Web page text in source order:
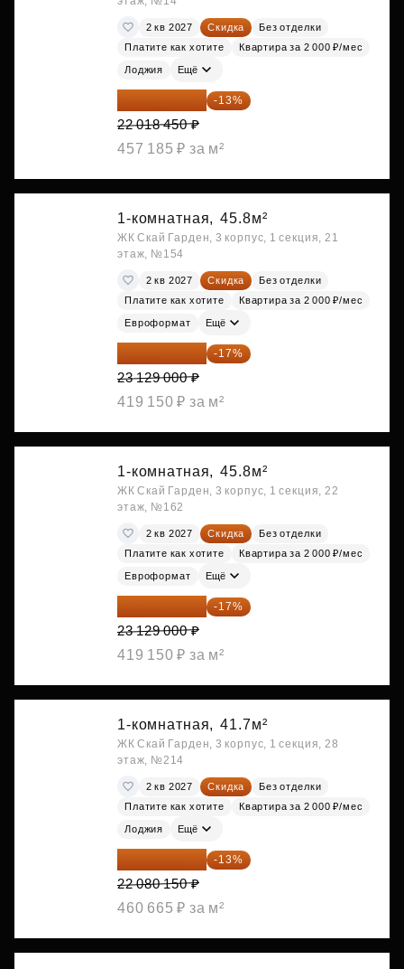
2 кв 2027 Скидка
Без отделки
Платите как хотите
Квартира за 2 000 ₽/мес
Лоджия Ещё
19 156 052 ₽ -13%
22 018 450 ₽
457 185 ₽ за м²
1-комнатная, 45.8м²
ЖК Скай Гарден, 3 корпус, 1 секция, 21
этаж, №154
2 кв 2027 Скидка
Без отделки
Платите как хотите
Квартира за 2 000 ₽/мес
Евроформат Ещё
19 197 070 ₽ -17%
23 129 000 ₽
419 150 ₽ за м²
1-комнатная, 45.8м²
ЖК Скай Гарден, 3 корпус, 1 секция, 22
этаж, №162
2 кв 2027 Скидка
Без отделки
Платите как хотите
Квартира за 2 000 ₽/мес
Евроформат Ещё
19 197 070 ₽ -17%
23 129 000 ₽
419 150 ₽ за м²
1-комнатная, 41.7м²
ЖК Скай Гарден, 3 корпус, 1 секция, 28
этаж, №214
2 кв 2027 Скидка
Без отделки
Платите как хотите
Квартира за 2 000 ₽/мес
Лоджия Ещё
19 209 731 ₽ -13%
22 080 150 ₽
460 665 ₽ за м²